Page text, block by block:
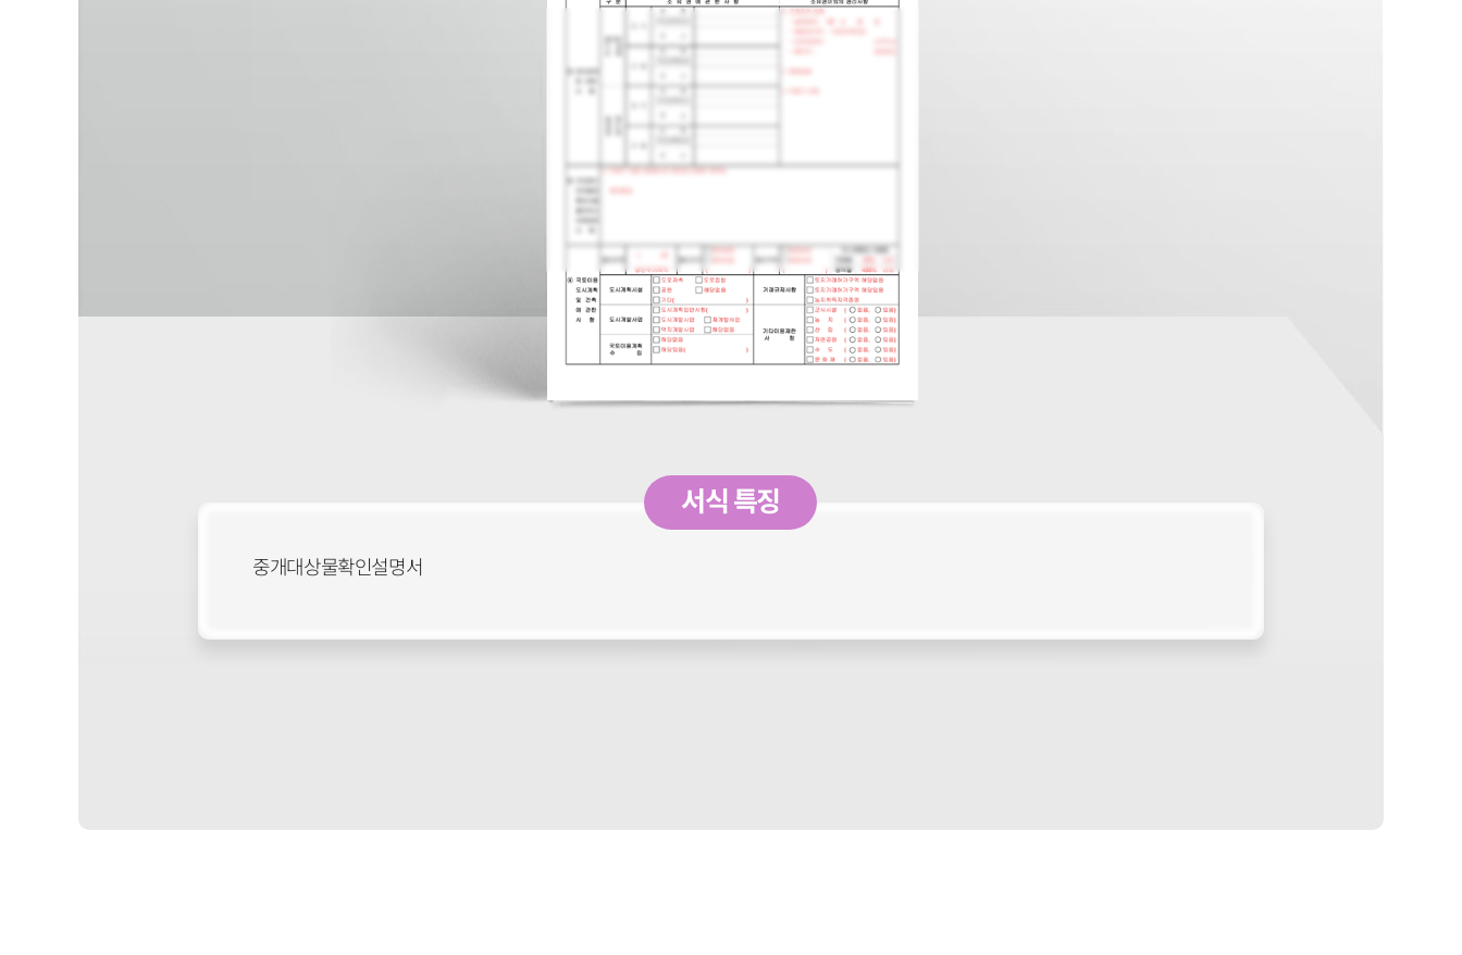
서식 특징
중개대상물확인설명서